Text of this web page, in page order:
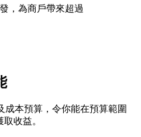
，為商戶帶來超過
成本預算，令你能在預算範圍
收益。